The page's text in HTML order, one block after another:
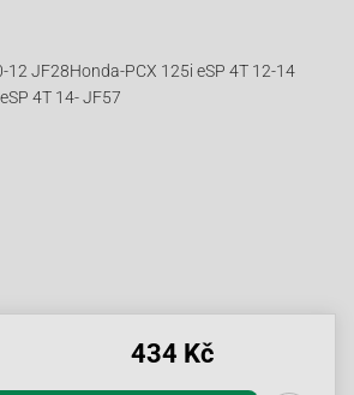
12 JF28Honda-PCX 125i eSP 4T 12-14
4T 14- JF57
434 Kč